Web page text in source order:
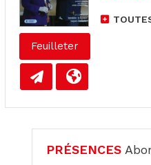
Feuilleter
PRÉSENCES